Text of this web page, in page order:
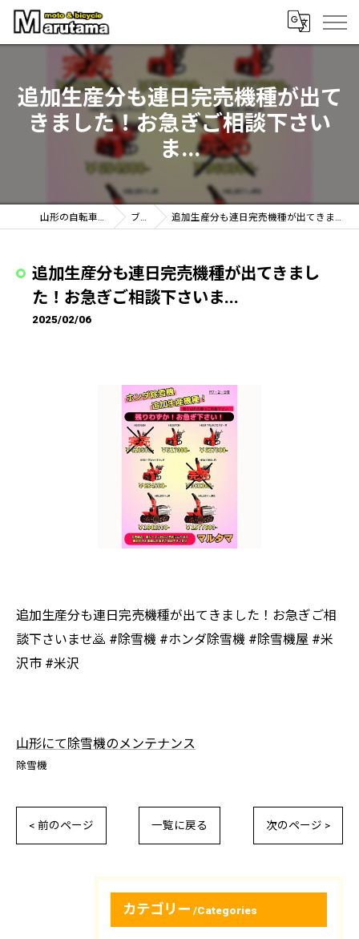
追加生産分も連日完売機種が出て
きました！お急ぎご相談下さい
ま...
山形の自転車なら丸玉輪店 ブログ 追加生産分も連日完売機種が出てきました！お急ぎご相談下さいま...
追加生産分も連日完売機種が出てきまし
た！お急ぎご相談下さいま...
2025/02/06
追加生産分も連日完売機種が出てきました！お急ぎご相
談下さいませ🙇 #除雪機 #ホンダ除雪機 #除雪機屋 #米
沢市 #米沢
山形にて除雪機のメンテナンス
除雪機
< 前のページ 一覧に戻る 次のページ >
カテゴリー Categories